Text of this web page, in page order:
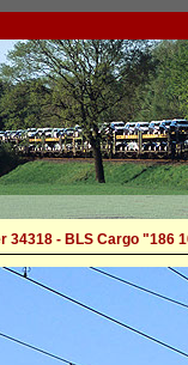
34318 - BLS Cargo "186